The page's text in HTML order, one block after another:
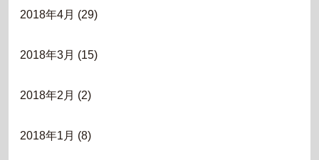
2018年4月 (29)
2018年3月 (15)
2018年2月 (2)
2018年1月 (8)